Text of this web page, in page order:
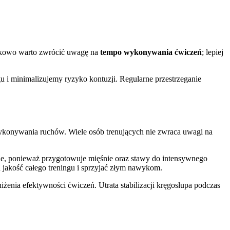
warto zwrócić uwagę na tempo wykonywania ćwiczeń; lepiej
i minimalizujemy ryzyko kontuzji. Regularne przestrzeganie
ruchów. Wiele osób trenujących nie zwraca uwagi na
ponieważ przygotowuje mięśnie oraz stawy do intensywnego
całego treningu i sprzyjać złym nawykom.
efektywności ćwiczeń. Utrata stabilizacji kręgosłupa podczas